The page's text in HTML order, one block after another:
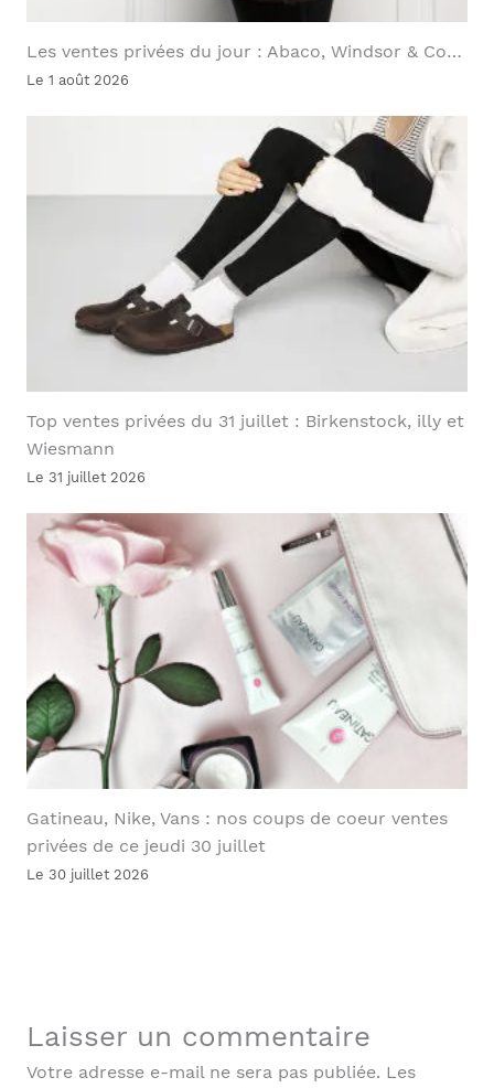
Les ventes privées du jour : Abaco, Windsor & Co…
Le 1 août 2026
Top ventes privées du 31 juillet : Birkenstock, illy et
Wiesmann
Le 31 juillet 2026
Gatineau, Nike, Vans : nos coups de coeur ventes
privées de ce jeudi 30 juillet
Le 30 juillet 2026
Laisser un commentaire
Votre adresse e-mail ne sera pas publiée. Les